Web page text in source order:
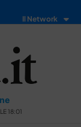
Il Network
18:01